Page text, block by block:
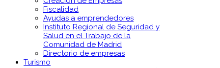
Fiscalidad
Ayudas a emprendedores
Instituto Regional de Seguridad y
Salud en el Trabajo de la
Comunidad de Madrid
Directorio de empresas
Turismo